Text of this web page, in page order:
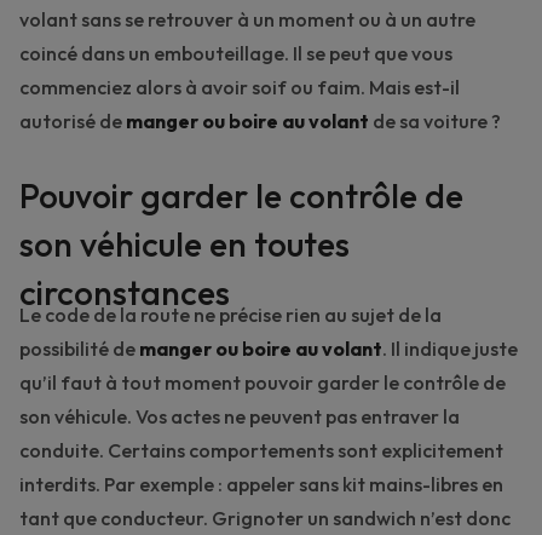
volant sans se retrouver à un moment ou à un autre
coincé dans un embouteillage. Il se peut que vous
commenciez alors à avoir soif ou faim. Mais est-il
autorisé de manger ou boire au volant de sa voiture ?
Pouvoir garder le contrôle de
son véhicule en toutes
circonstances
Le code de la route ne précise rien au sujet de la
possibilité de manger ou boire au volant. Il indique juste
qu’il faut à tout moment pouvoir garder le contrôle de
son véhicule. Vos actes ne peuvent pas entraver la
conduite. Certains comportements sont explicitement
interdits. Par exemple : appeler sans kit mains-libres en
tant que conducteur. Grignoter un sandwich n’est donc